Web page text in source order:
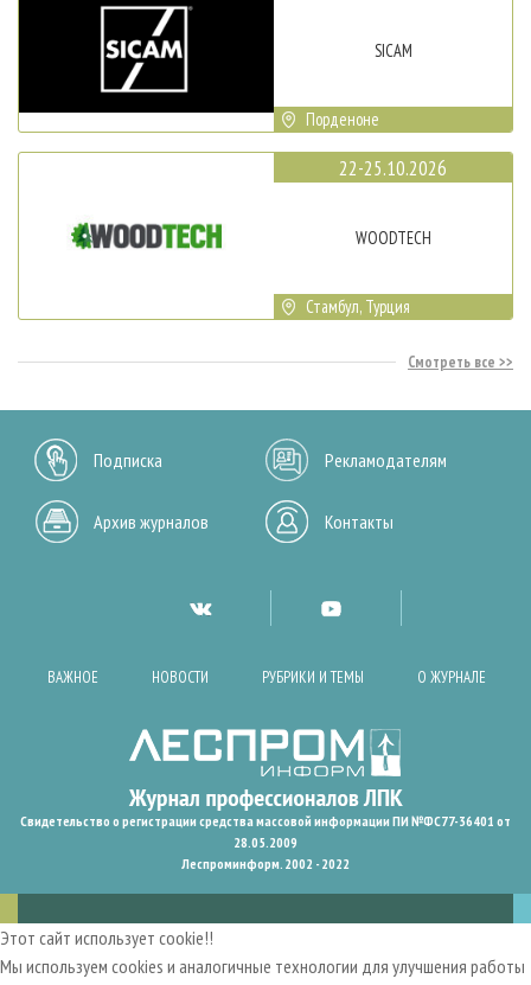
SICAM
Порденоне
22-25.10.2026
WOODTECH
Стамбул, Турция
Смотреть все
Подписка Рекламодателям
Архив журналов Контакты
ВАЖНОЕ НОВОСТИ РУБРИКИ И ТЕМЫ О ЖУРНАЛЕ
Свидетельство о регистрации средства массовой информации ПИ №ФС77-36401 от
28.05.2009
Леспроминформ. 2002 - 2022
Этот сайт использует cookie!!
Мы используем cookies и аналогичные технологии для улучшения работы